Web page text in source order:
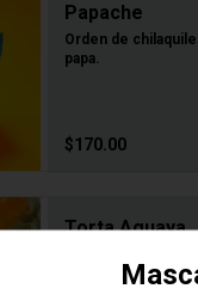
Papache
Orden de
papa.
$170.00
Torta Aguaya
favoritos.